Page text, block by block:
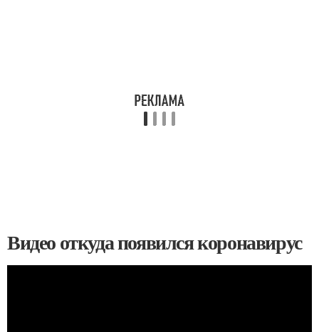
Видео откуда появился коронавирус